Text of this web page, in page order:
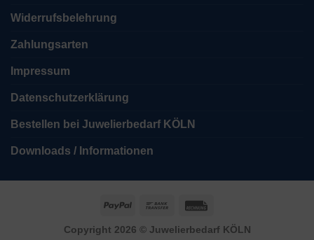
Widerrufsbelehrung
Zahlungsarten
Impressum
Datenschutzerklärung
Bestellen bei Juwelierbedarf KÖLN
Downloads / Informationen
PayPal
Bank
Copyright 2026 © Juwelierbedarf KÖLN